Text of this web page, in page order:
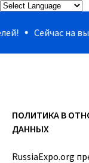
Сейчас на
ПОЛИТИКА В
ДАННЫХ
RussiaExpo.org